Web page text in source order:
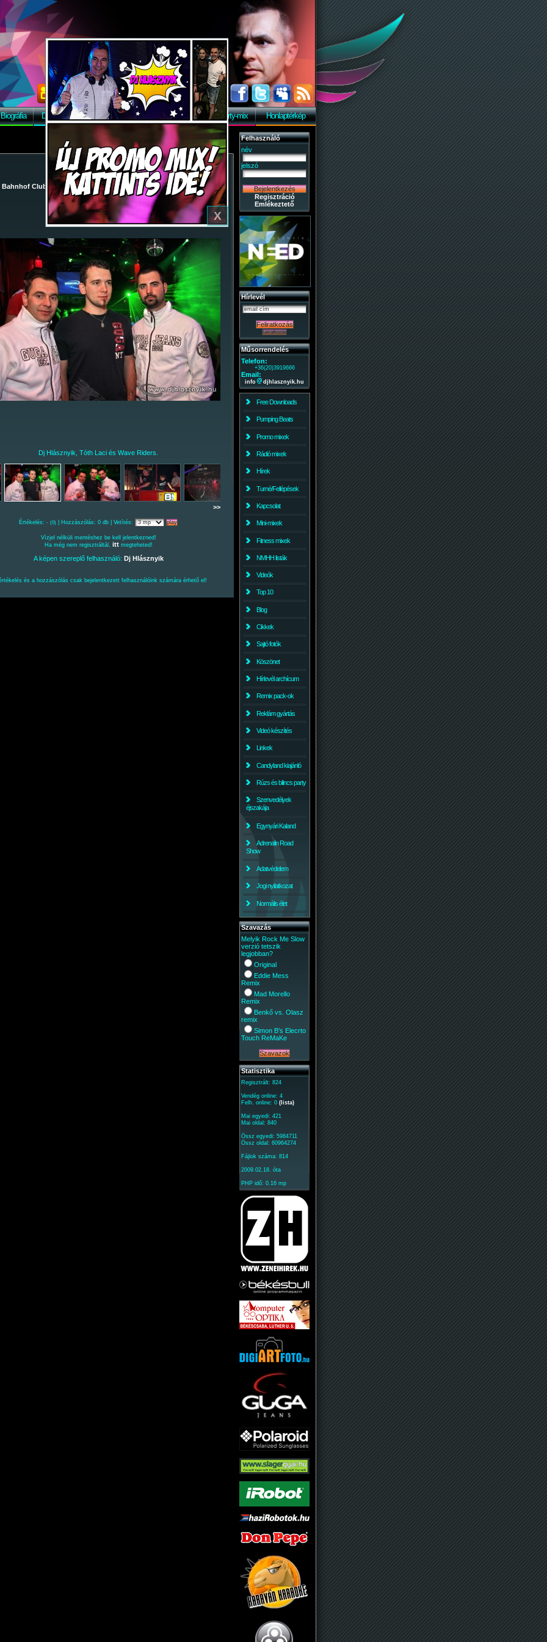
X
Biográfia Discográfia Képek Letöltés Vendégkönyv Party-mix Honlaptérkép
Bahnhof Club /2009-05-02 - Szezonzáró buli/ 25
Dj Hlásznyik, Tóth Laci és Wave Riders.
>>
Értékelés: - (0) | Hozzászólás: 0 db | Vetítés:
Vízjel nélküli mentéshez be kell jelentkezned!
Ha még nem regisztráltál, ittmegteheted!
A képen szereplő felhasználó: Dj Hlásznyik
és a hozzászólás csak bejelentkezett felhasználóink számára érhető el!
Felhasználó
név
jelszó
Regisztráció
Emlékeztető
Hírlevél
Műsorrendelés
Telefon:
+36(20)3919666
Email:
info djhlasznyik.hu
Free Downloads
Pumping Beats
Promo mixek
Rádió mixek
Hírek
Turné/Fellépések
Kapcsolat
Mini-mixek
Fitness mixek
NMHH listák
Videók
Top 10
Blog
Cikkek
Sajtó fotók
Köszönet
Hírlevél archícum
Remix pack-ok
Reklám gyártás
Videó készítés
Linkek
Candyland kiajánló
Rúzs és bilincs party
Szenvedélyek
éjszakája
Egynyári Kaland
Adrenalin Road
Show
Adatvédelem
Jogi nyilatkozat
Normális élet
Szavazás
Melyik Rock Me Slow
verzió tetszik
legjobban?
Original
Eddie Mess
Remix
Mad Morello
Remix
Benkő vs. Olasz
remix
Simon B's Elecrto
Touch ReMaKe
Statisztika
Regisztrált: 824
Vendég online: 4
Felh. online: 0 (lista)
Mai egyedi: 421
Mai oldal: 840
Össz egyedi: 5984711
Össz oldal: 60964274
Fájlok száma: 814
2009.02.18. óta
PHP idő: 0.16 mp